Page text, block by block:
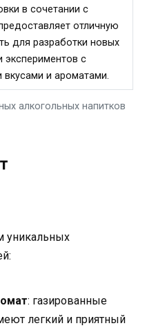
алкогольных напитков
в сочетании с
отличную
для разработки новых
экспериментов с
вкусами и ароматами.
уникальных
: газированные
легкий и приятный